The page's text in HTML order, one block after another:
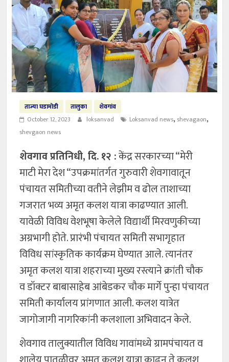
ताज्या घडामोडी तालुका
शेवगांव
October 12, 2023
loksanvad Loksanvad news, shevagaon,
shevgaon news
शेवगाव प्रतिनिधी, दि. १२ :केंद्र सरकारच्या “मेरी
माटी मेरा देश “उपक्रमांतर्गत गुरुवारी शेवगावातून
पंचायत समितीच्या वतीने लेझीम व ढोल ताशाच्या
गजरात भव्य अमृत कलश यात्रा काढण्यात आली.
यावेळी विविध वेशभूषा केलेले विद्यार्थी मिरवणुकीच्या
अग्रभागी होते. प्रारंभी पंचायत समिती सभागृहात
विविध सांस्कृतिक कार्यक्रम घेण्यात आले. त्यानंतर
अमृत कलश यात्रा शहराच्या मुख्य रस्त्याने क्रांती चौक
व डॉक्टर बाबासाहेब आंबेडकर चौक मार्गे पुन्हा पंचायत
समिती कार्यालय प्रांगणात आली. कलश यात्रेत
जागोजागी नागरिकांनी कलशाला अभिवादन केले.
शेवगाव तालुक्यातील विविध गावांमध्ये ग्रामपंचायत व